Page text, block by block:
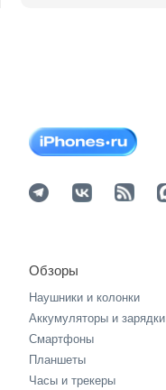
Обзоры
Наушники и колонки
Аккумуляторы и зарядки
Смартфоны
Планшеты
Часы и трекеры